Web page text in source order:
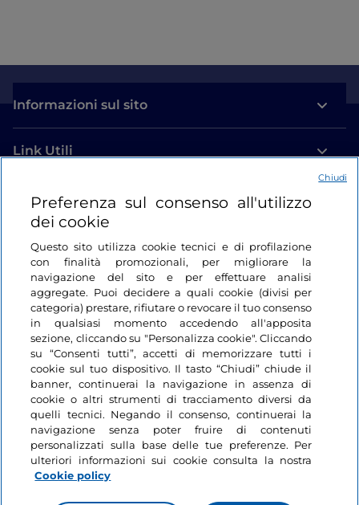
Informazioni sul sito
Link Utili
Login
Restiamo in contatto
Preferenza sul consenso all'utilizzo
dei cookie
Questo sito utilizza cookie tecnici e di profilazione
con finalità promozionali, per migliorare la
navigazione del sito e per effettuare analisi
aggregate. Puoi decidere a quali cookie (divisi per
categoria) prestare, rifiutare o revocare il tuo consenso
in qualsiasi momento accedendo all'apposita
sezione, cliccando su "Personalizza cookie". Cliccando
su “Consenti tutti”, accetti di memorizzare tutti i
cookie sul tuo dispositivo. Il tasto “Chiudi” chiude il
banner, continuerai la navigazione in assenza di
cookie o altri strumenti di tracciamento diversi da
quelli tecnici. Negando il consenso, continuerai la
navigazione senza poter fruire di contenuti
personalizzati sulla base delle tue preferenze. Per
ulteriori informazioni sui cookie consulta la nostra
Cookie policy
Chiudi